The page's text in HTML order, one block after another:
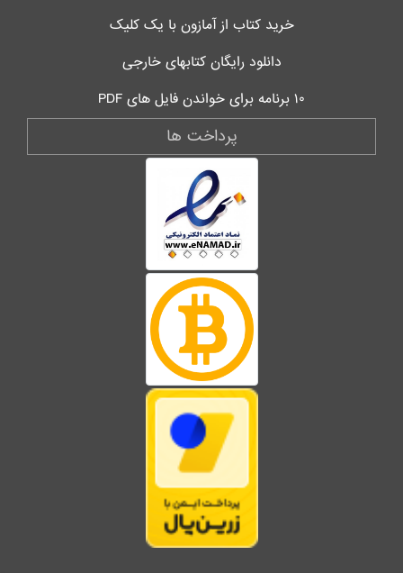
خرید کتاب از آمازون با یک کلیک
دانلود رایگان کتابهای خارجی
۱۰ برنامه برای خواندن فایل های PDF
پرداخت ها